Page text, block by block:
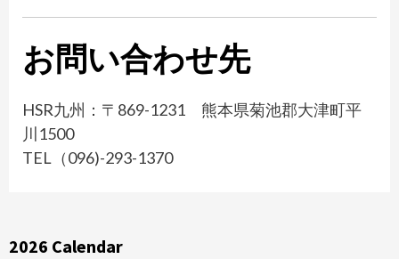
お問い合わせ先
HSR九州：〒869-1231 熊本県菊池郡大津町平
川1500
TEL（096)-293-1370
2026 Calendar